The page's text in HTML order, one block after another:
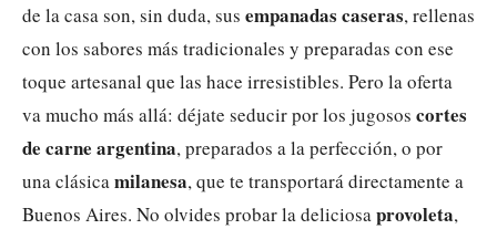
de la casa son, sin duda, sus empanadas caseras, rellenas
con los sabores más tradicionales y preparadas con ese
toque artesanal que las hace irresistibles. Pero la oferta
va mucho más allá: déjate seducir por los jugosos cortes
de carne argentina, preparados a la perfección, o por
una clásicamilanesa, que te transportará directamente a
Buenos Aires. No olvides probar la deliciosaprovoleta,